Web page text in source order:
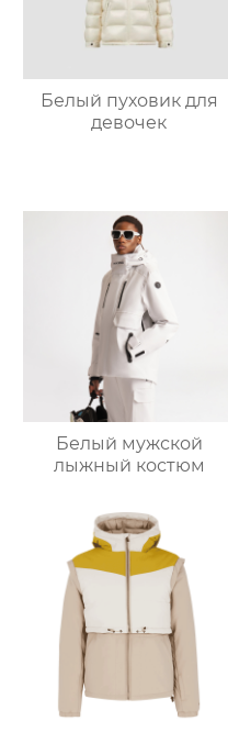
Белый пуховик для
девочек
Белый мужской
лыжный костюм